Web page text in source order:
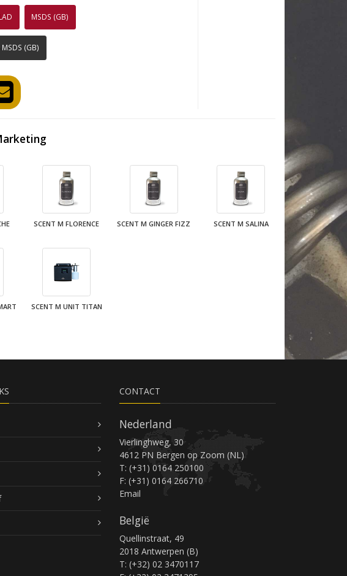
MSDS (GB)
MSDS (GB)
SCENT M FLORENCE SCENT M GINGER FIZZ SCENT M SALINA
SCENT M UNIT TITAN
CONTACT
Nederland
Vierlinghweg, 30
4612 PN Bergen op Zoom (NL)
T: (+31) 0164 250100
F: (+31) 0164 266710
Email
België
Quellinstraat, 49
2018 Antwerpen (B)
T: (+32) 02 3470117